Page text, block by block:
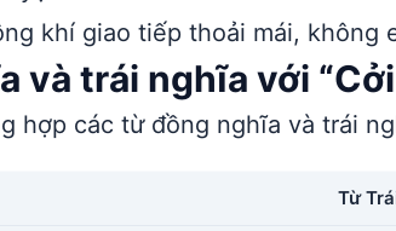
khí giao tiếp thoải mái, không
và trái nghĩa với “Cởi
hợp các từ đồng nghĩa và trái
Từ